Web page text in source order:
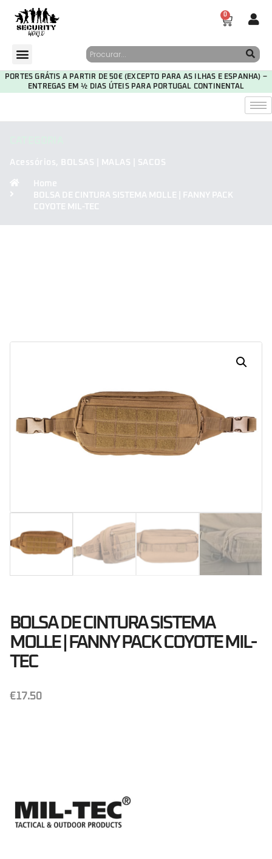
0
PORTES GRÁTIS A PARTIR DE 50€ (EXCEPTO PARA AS ILHAS E ESPANHA) –
ENTREGAS EM ½ DIAS ÚTEIS PARA PORTUGAL CONTINENTAL
Acessórios, BOLSAS | MALAS | SACOS
Home
BOLSA DE CINTURA SISTEMA MOLLE | FANNY PACK
COYOTE MIL-TEC
BOLSA DE CINTURA SISTEMA
MOLLE | FANNY PACK COYOTE MIL-
TEC
€17.50